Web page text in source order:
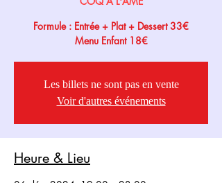
Formule : Entrée + Plat + Dessert 33€
Menu Enfant 18€
Les billets ne sont pas en vente
Voir d'autres événements
Heure & Lieu